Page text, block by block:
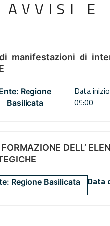
AVVISI E
manifestazioni di
Ente: Regione
Basilicata
Data
09:00
DELL’
Regione Basilicata Data